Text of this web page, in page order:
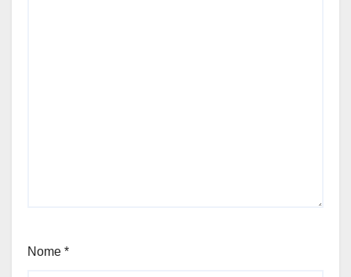
Nome *